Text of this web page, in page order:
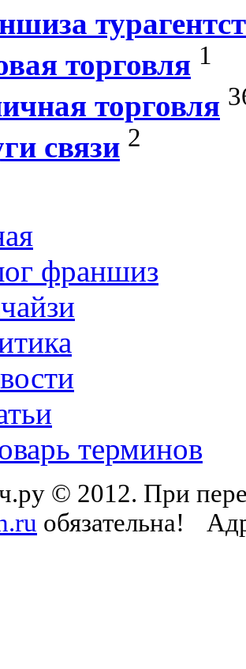
торговля 1
торговля
связи 2
франшиз
терминов
© 2012. При
обязательна!